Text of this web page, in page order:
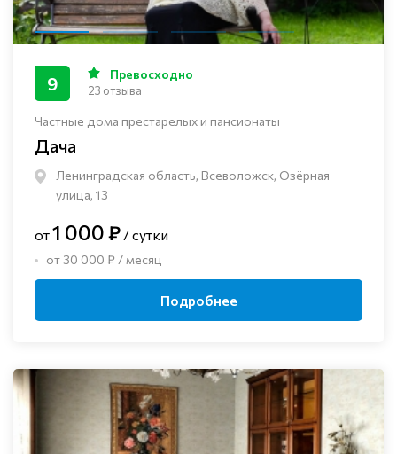
Частные дома престарелых и пансионаты
Дача
Ленинградская область, Всеволожск, Озёрная
улица, 13
9 Превосходно
23 отзыва
от1 000 ₽ / сутки
от 30 000 ₽ / месяц
Подробнее